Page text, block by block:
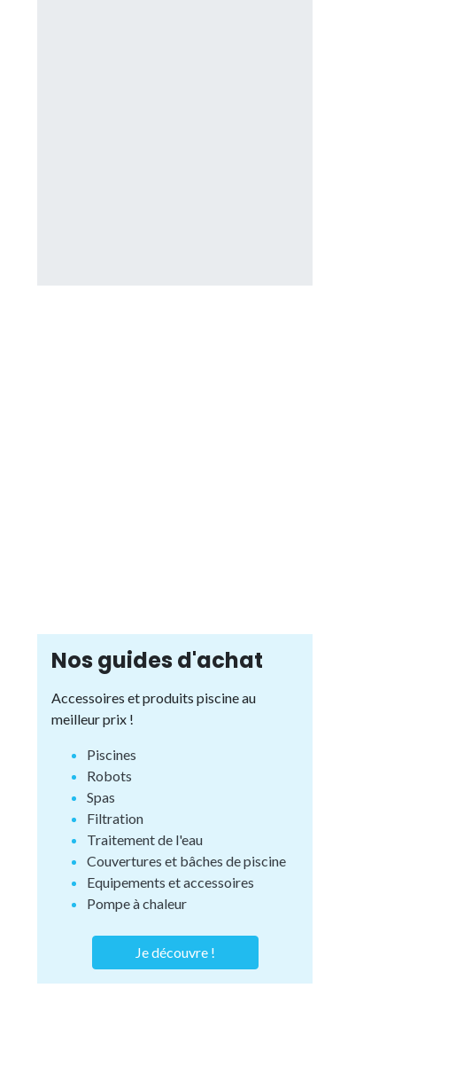
Nos guides d'achat
Accessoires et produits piscine au
meilleur prix !
Piscines
Robots
Spas
Filtration
Traitement de l'eau
Couvertures et bâches de piscine
Equipements et accessoires
Pompe à chaleur
Je découvre !